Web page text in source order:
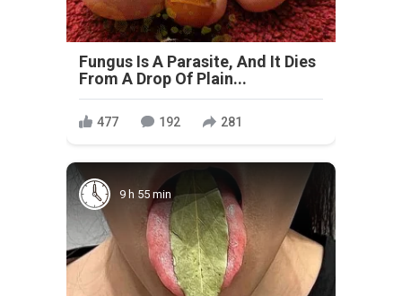
Fungus Is A Parasite, And It Dies
From A Drop Of Plain...
477 192 281
9 h 55 min